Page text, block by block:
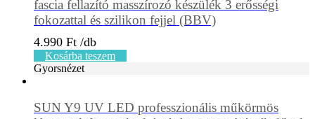
fascia fellazító masszírozó készülék 3 erősségi
fokozattal és szilikon fejjel (BBV)
4.990 Ft
Kosárba teszem
Gyorsnézet
SUN Y9 UV LED professzionális műkörmös